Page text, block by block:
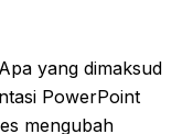
yang dimaksud
PowerPoint
mengubah